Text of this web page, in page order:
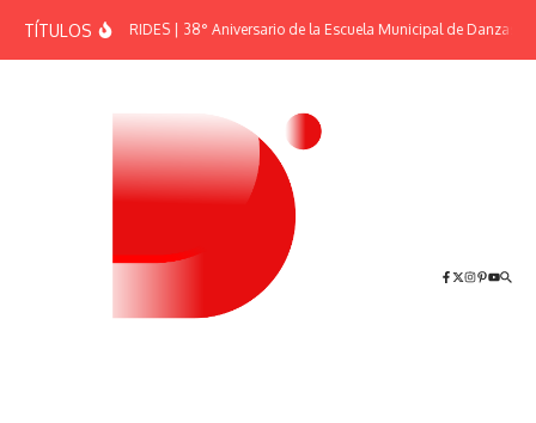
TÍTULOSEFEMÉRIDES | 38° Aniversario de la Escuela Municipal de Danzas “El